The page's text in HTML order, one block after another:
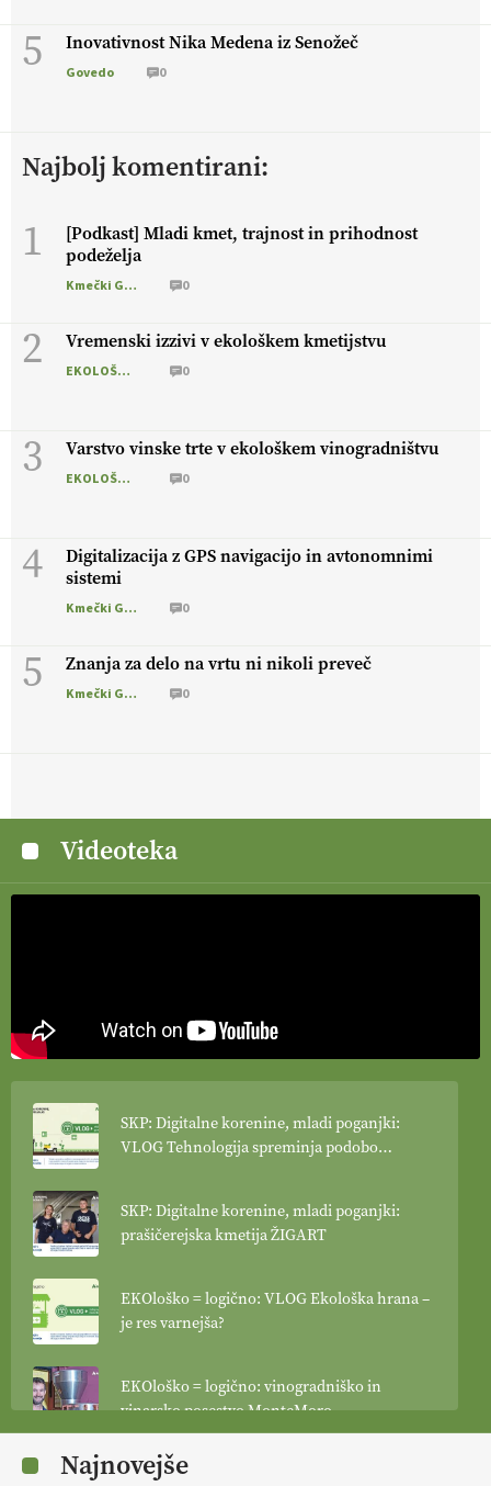
5 Inovativnost Nika Medena iz Senožeč
Govedo 0
Najbolj komentirani:
1
[Podkast] Mladi kmet, trajnost in prihodnost
podeželja
Kmečki Glas 0
2 Vremenski izzivi v ekološkem kmetijstvu
EKOLOŠKO LOGIČNO 0
3 Varstvo vinske trte v ekološkem vinogradništvu
EKOLOŠKO LOGIČNO 0
4
Digitalizacija z GPS navigacijo in avtonomnimi
sistemi
Kmečki Glas 0
5 Znanja za delo na vrtu ni nikoli preveč
Kmečki Glas 0
Videoteka
SKP: Digitalne korenine, mladi poganjki:
VLOG Tehnologija spreminja podobo
SKP: Digitalne korenine, mladi poganjki:
prašičerejska kmetija ŽIGART
EKOloško = logično: VLOG Ekološka hrana –
je res varnejša?
EKOloško = logično: vinogradniško in
vinarsko posestvo MonteMoro
EKOloško = logično: ekološka kmetija
Najnovejše